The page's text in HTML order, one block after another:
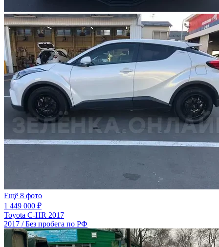
Ещё 8 фото
1 449 000 ₽
Toyota C-HR 2017
2017 / Без пробега по РФ